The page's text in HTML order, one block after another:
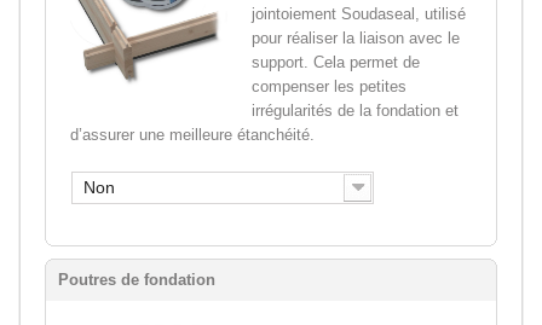
jointoiement Soudaseal, utilisé
pour réaliser la liaison avec le
support. Cela permet de
compenser les petites
irrégularités de la fondation et
d’assurer une meilleure étanchéité.
Non
Poutres de fondation